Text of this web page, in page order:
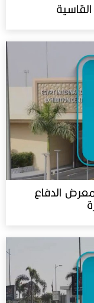
القاسية
معرض الدفاع